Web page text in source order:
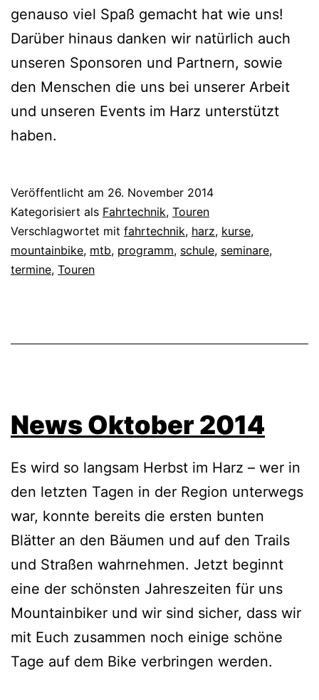
genauso viel Spaß gemacht hat wie uns!
Darüber hinaus danken wir natürlich auch
unseren Sponsoren und Partnern, sowie
den Menschen die uns bei unserer Arbeit
und unseren Events im Harz unterstützt
haben.
Veröffentlicht am 26. November 2014
Kategorisiert als Fahrtechnik, Touren
Verschlagwortet mit fahrtechnik, harz, kurse,
mountainbike, mtb, programm, schule, seminare,
termine, Touren
News Oktober 2014
Es wird so langsam Herbst im Harz – wer in
den letzten Tagen in der Region unterwegs
war, konnte bereits die ersten bunten
Blätter an den Bäumen und auf den Trails
und Straßen wahrnehmen. Jetzt beginnt
eine der schönsten Jahreszeiten für uns
Mountainbiker und wir sind sicher, dass wir
mit Euch zusammen noch einige schöne
Tage auf dem Bike verbringen werden.